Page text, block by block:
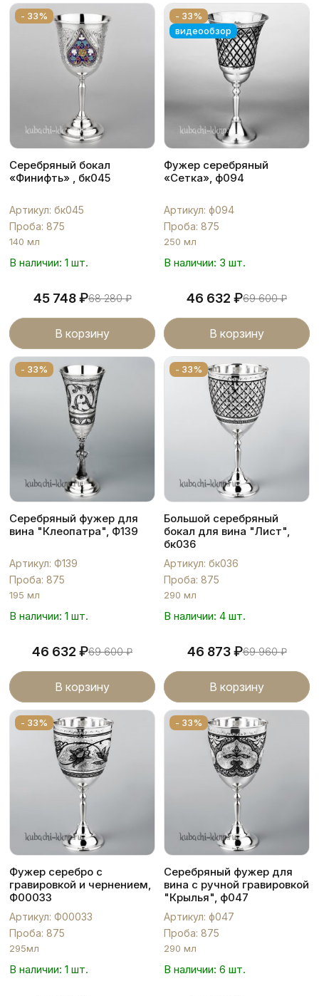
- 33%
Серебряный бокал
«Финифть» , бк045
Артикул: бк045
Проба: 875
140 мл
В наличии: 1 шт.
45 748₽68 280₽
В корзину
- 33%
видеообзор
Фужер серебряный
«Сетка», ф094
Артикул: ф094
Проба: 875
250 мл
В наличии: 3 шт.
46 632 ₽69 600₽
В корзину
- 33%
Серебряный фужер для
вина "Клеопатра", Ф139
Артикул: Ф139
Проба: 875
195 мл
В наличии: 1 шт.
46 632 ₽69 600₽
В корзину
- 33%
Большой серебряный
бокал для вина "Лист",
бк036
Артикул: бк036
Проба: 875
290 мл
В наличии: 4 шт.
46 873₽69 960₽
В корзину
- 33%
Фужер серебро с
гравировкой и чернением,
Ф00033
Артикул: Ф00033
Проба: 875
295мл
В наличии: 1 шт.
- 33%
Серебряный фужер для
вина с ручной гравировкой
"Крылья", ф047
Артикул: ф047
Проба: 875
290 мл
В наличии: 6 шт.